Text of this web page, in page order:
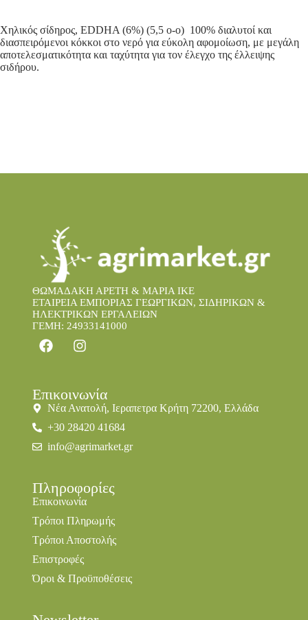
Χηλικός σίδηρος, EDDHA (6%) (5,5 ο-ο) 100% διαλυτοί και
διασπειρόμενοι κόκκοι στο νερό για εύκολη αφομοίωση, με μεγάλη
αποτελεσματικότητα και ταχύτητα για τον έλεγχο της έλλειψης
σιδήρου.
ΘΩΜΑΔΑΚΗ ΑΡΕΤΗ & ΜΑΡΙΑ IKE
ΕΤΑΙΡΕΙΑ ΕΜΠΟΡΙΑΣ ΓΕΩΡΓΙΚΩΝ, ΣΙΔΗΡΙΚΩΝ &
ΗΛΕΚΤΡΙΚΩΝ ΕΡΓΑΛΕΙΩΝ
ΓΕΜΗ: 24933141000
Επικοινωνία
Νέα Ανατολή, Ιεραπετρα Κρήτη 72200, Ελλάδα
+30 28420 41684
info@agrimarket.gr
Πληροφορίες
Επικοινωνία
Τρόποι Πληρωμής
Τρόποι Αποστολής
Επιστροφές
Όροι & Προϋποθέσεις